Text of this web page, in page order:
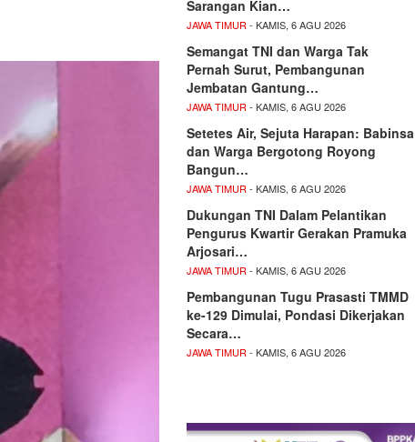
Sarangan Kian…
JAWA TIMUR - KAMIS, 6 AGU 2026
Semangat TNI dan Warga Tak
Pernah Surut, Pembangunan
Jembatan Gantung…
JAWA TIMUR - KAMIS, 6 AGU 2026
Setetes Air, Sejuta Harapan: Babinsa
dan Warga Bergotong Royong
Bangun…
JAWA TIMUR - KAMIS, 6 AGU 2026
Dukungan TNI Dalam Pelantikan
Pengurus Kwartir Gerakan Pramuka
Arjosari…
JAWA TIMUR - KAMIS, 6 AGU 2026
Pembangunan Tugu Prasasti TMMD
ke-129 Dimulai, Pondasi Dikerjakan
Secara…
JAWA TIMUR - KAMIS, 6 AGU 2026